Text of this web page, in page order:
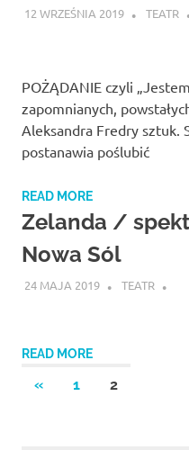
12 WRZEŚNIA 2019 TEATR
POŻĄDANIE czyli
zapomnianych,
Aleksandra Fredry sztuk.
postanawia poślubić
READ MORE
Zelanda /
Nowa Sól
24 MAJA 2019 TEATR
READ MORE
Stronicowanie
«PREVIOUS
1 2